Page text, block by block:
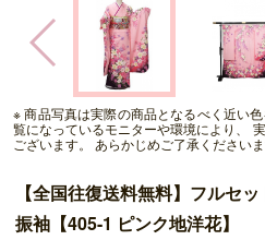
※ 商品写真は実際の商品となるべく近い
覧になっているモニターや環境により、
ございます。 あらかじめご了承ください
【全国往復送料無料】フルセ
振袖【405-1 ピンク地洋花】